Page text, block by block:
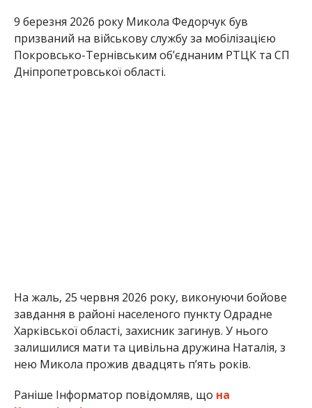
9 березня 2026 року Микола Федорчук був
призваний на військову службу за мобілізацією
Покровсько-Тернівським об’єднаним РТЦК та СП
Дніпропетровської області.
На жаль, 25 червня 2026 року, виконуючи бойове
завдання в районі населеного пункту Одрадне
Харківської області, захисник загинув. У нього
залишилися мати та цивільна дружина Наталія, з
нею Микола прожив двадцять п’ять років.
Раніше Інформатор повідомляв, що на